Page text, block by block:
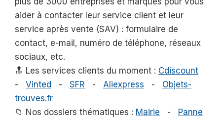
aider à contacter leur service client et leur
service après vente (SAV) : formulaire de
contact, e-mail, numéro de téléphone, réseaux
sociaux, etc.
🔝 Les services clients du moment : Cdiscount
- Vinted - SFR - Aliexpress - Objets-
trouves.fr
📁 Nos dossiers thématiques : Mairie - Panne